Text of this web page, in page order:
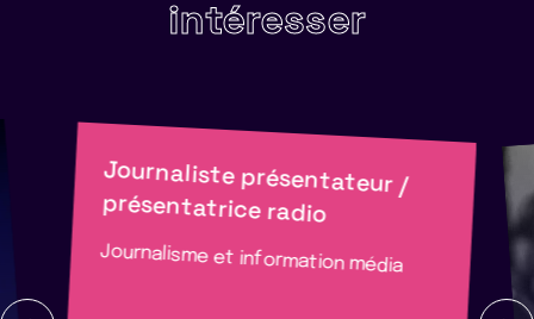
intéresser
Journaliste présentateur /
présentatrice radio
Journalisme et information média